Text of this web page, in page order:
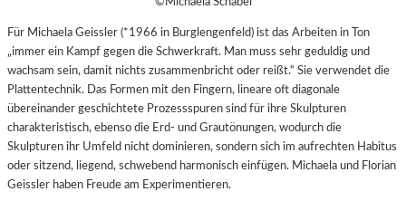
Für Michaela Geissler (*1966 in Burglengenfeld) ist das Arbeiten in Ton
„immer ein Kampf gegen die Schwerkraft. Man muss sehr geduldig und
wachsam sein, damit nichts zusammenbricht oder reißt.“ Sie verwendet die
Plattentechnik. Das Formen mit den Fingern, lineare oft diagonale
übereinander geschichtete Prozessspuren sind für ihre Skulpturen
charakteristisch, ebenso die Erd- und Grautönungen, wodurch die
Skulpturen ihr Umfeld nicht dominieren, sondern sich im aufrechten Habitus
oder sitzend, liegend, schwebend harmonisch einfügen. Michaela und Florian
Geissler haben Freude am Experimentieren.